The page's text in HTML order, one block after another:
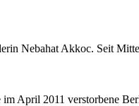
Nebahat Akkoc. Seit
April 2011 verstorbene